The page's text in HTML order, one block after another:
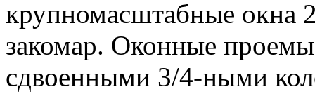
крупномасштабные окна
закомар. Оконные
сдвоенными 3/4-ными